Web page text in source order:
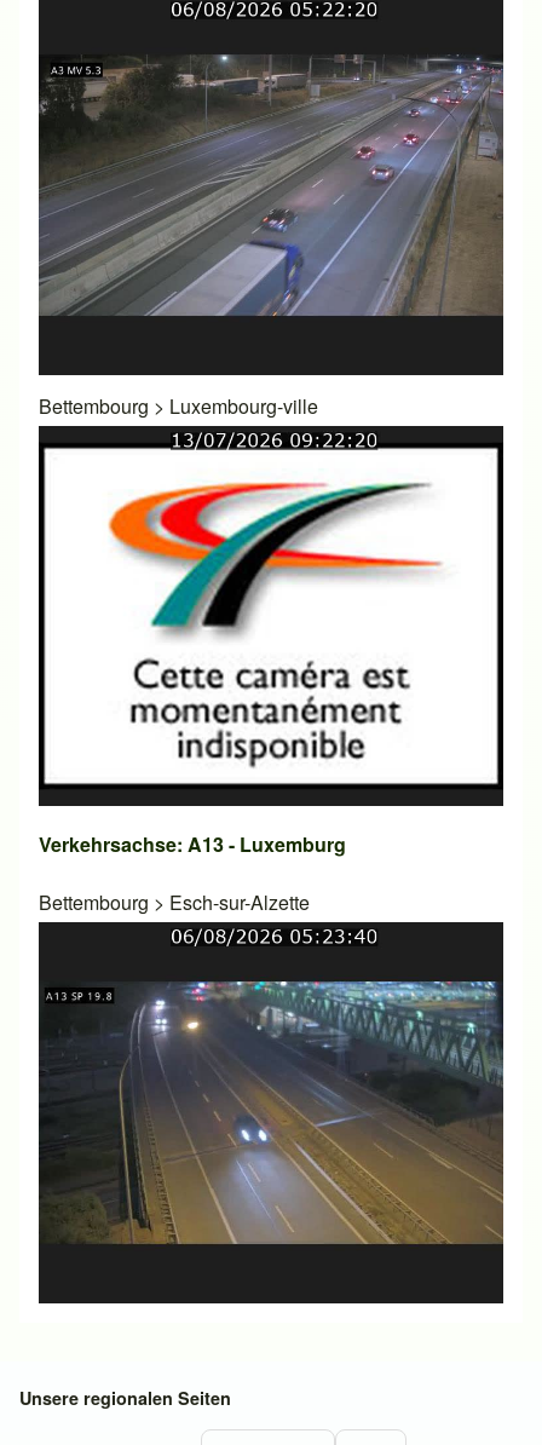
Bettembourg > Luxembourg-ville
Verkehrsachse: A13 - Luxemburg
Bettembourg > Esch-sur-Alzette
Unsere regionalen Seiten